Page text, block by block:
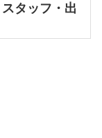
タッフ・出